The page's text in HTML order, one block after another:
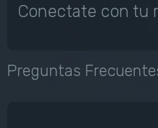
Conectate con tu
Preguntas